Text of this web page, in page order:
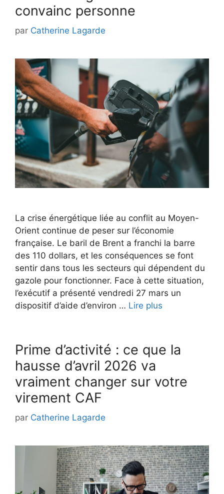
convainc personne
par Catherine Lagarde
La crise énergétique liée au conflit au Moyen-
Orient continue de peser sur l’économie
française. Le baril de Brent a franchi la barre
des 110 dollars, et les conséquences se font
sentir dans tous les secteurs qui dépendent du
gazole pour fonctionner. Face à cette situation,
l’exécutif a présenté vendredi 27 mars un
dispositif d’aide d’environ … Lire plus
Prime d’activité : ce que la
hausse d’avril 2026 va
vraiment changer sur votre
virement CAF
par Catherine Lagarde